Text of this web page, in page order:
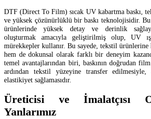
DTF (Direct To Film) sıcak UV kabartma baskı,
ve yüksek çözünürlüklü bir baskı teknolojisidir.
ürünlerinde yüksek detay ve derinlik
oluşturmak amacıyla geliştirilmiş olup, UV
mürekkepler kullanır. Bu sayede, tekstil
hem de dokunsal olarak farklı bir deneyim
temel avantajlarından biri, baskının doğrudan
ardından tekstil yüzeyine transfer edilmesiyle,
elastikiyet sağlamasıdır.
Üreticisi ve İmalatçısı
Yanlarımız